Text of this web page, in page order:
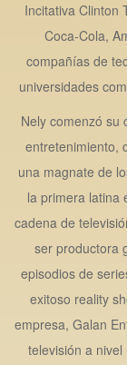
Incitativa Clinton
Coca-Cola,
compañías de
universidades
Nely comenzó su
entretenimiento,
una magnate de
la primera latina
cadena de
ser productora
episodios de
exitoso reality
empresa, Galan
televisión a